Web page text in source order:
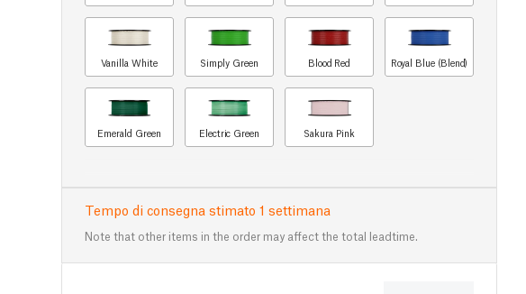
Vanilla White Simply Green Blood Red Royal Blue (Blend)
Emerald Green Electric Green Sakura Pink
Tempo di consegna stimato 1 settimana
Note that other items in the order may affect the total leadtime.